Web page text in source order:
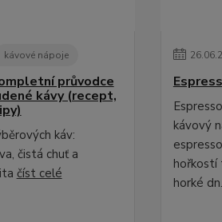
kávové nápoje
průvodce
kávy (recept,
káv:
čistá chuť a
číst celé
26.06.
kávový
hořkostí
horké